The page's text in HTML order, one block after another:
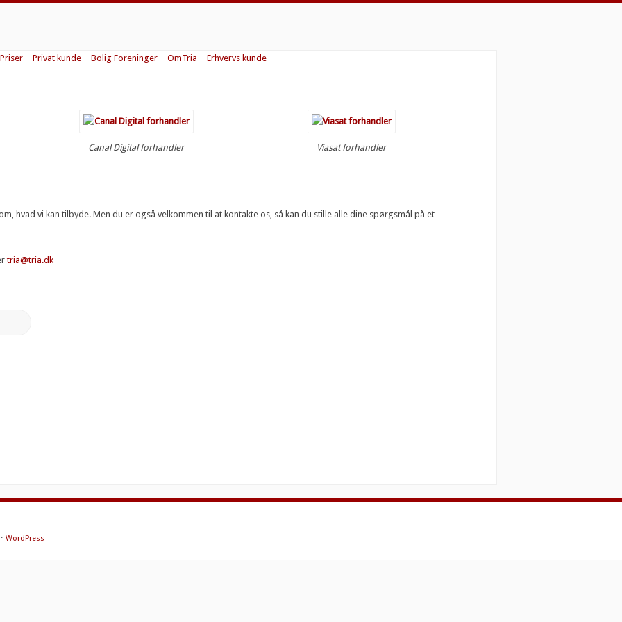
Erhvervs kunde
OmTria
Bolig Foreninger
Privat kunde
Priser
Canal Digital forhandler Viasat forhandler
hvad vi kan tilbyde. Men du er også velkommen til at kontakte os, så kan du stille alle dine spørgsmål på et
tria@tria.dk
WordPress